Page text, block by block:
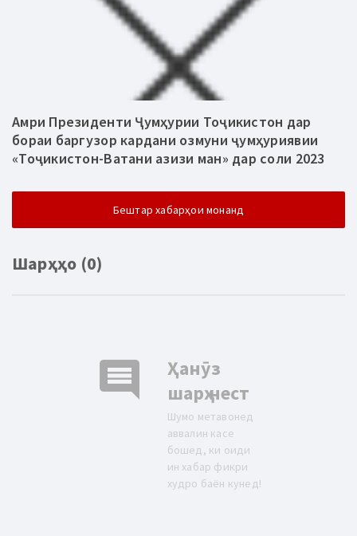
Амри Президенти Ҷумҳурии Тоҷикистон дар
бораи баргузор кардани озмуни ҷумҳуриявии
«Тоҷикистон-Ватани азизи ман» дар соли 2023
Бештар хабарҳои монанд
Шарҳҳо (0)
comment
Ҳанӯз
шарҳ нест
Шумо метавонед
аввалин касе
бошед, ки оиди
ин хабар фикри
худро баён кунед!